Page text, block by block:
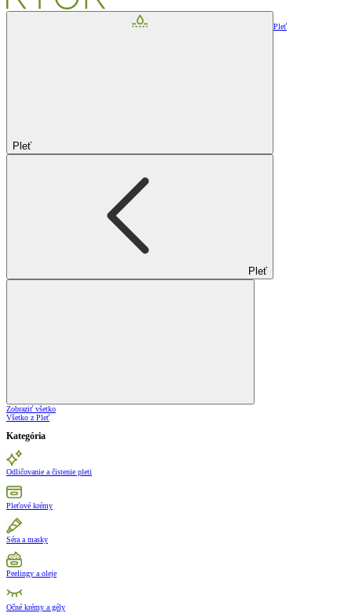
Pleť
Pleť
Pleť
Zobraziť všetko
Všetko z Pleť
Kategória
Odličovanie a čistenie pleti
Pleťové krémy
Séra a masky
Peelingy a oleje
Očné krémy a gély